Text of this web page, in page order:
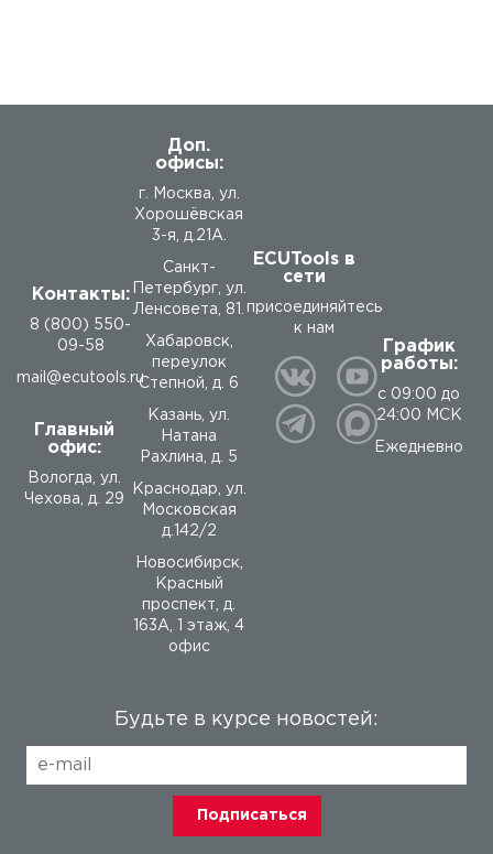
Контакты:
8 (800) 550-
09-58
mail@ecutools.ru
Главный
офис:
Вологда
ул.
Чехова, д. 29
Доп.
офисы:
г. Москва, ул.
Хорошёвская
3-я, д.21А.
Санкт-
Петербург, ул.
Ленсовета, 81.
Хабаровск,
переулок
Степной, д. 6
Казань, ул.
Натана
Рахлина, д. 5
Краснодар, ул.
Московская
д.142/2
Новосибирск,
Красный
проспект, д.
163А, 1 этаж, 4
офис
ECUTools в
сети
присоединяйтесь
к нам
График
работы:
с 09:00 до
24:00 МСК
Ежедневно
Будьте в курсе новостей: